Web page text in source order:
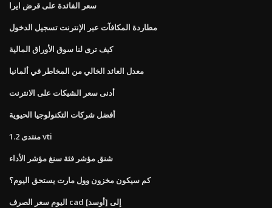
سعر الفائدة على قرض ايرا
مطاردة المكافآت عبر الإنترنت تسجيل الدخول
كيف ترى لنا سوق الأوراق المالية
معدل العائد الخالي من المخاطر في ألمانيا
أدنى سعر الشيكات على الانترنت
أفضل شركات التكنولوجيا الحيوية
1.2 منتدى vti
شنق مؤشر فئة سنغ مؤشر الأداء
كم سيكون مخزون وول مارت يستحق اليوم؟
اليوم سعر الصرف cad إلى [أوسد]